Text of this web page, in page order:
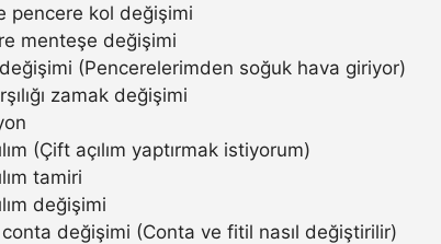
pencere kol değişimi
menteşe değişimi
(Pencerelerimden soğuk hava giriyor)
zamak değişimi
(Çift açılım yaptırmak istiyorum)
tamiri
değişimi
değişimi (Conta ve fitil nasıl değiştirilir)